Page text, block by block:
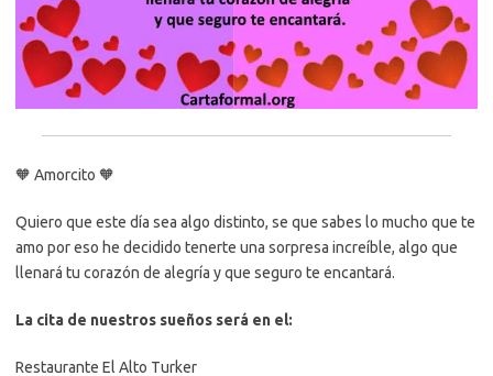
🧡 Amorcito 🧡
Quiero que este día sea algo distinto, se que sabes lo mucho que te
amo por eso he decidido tenerte una sorpresa increíble, algo que
llenará tu corazón de alegría y que seguro te encantará.
La cita de nuestros sueños será en el:
Restaurante El Alto Turker